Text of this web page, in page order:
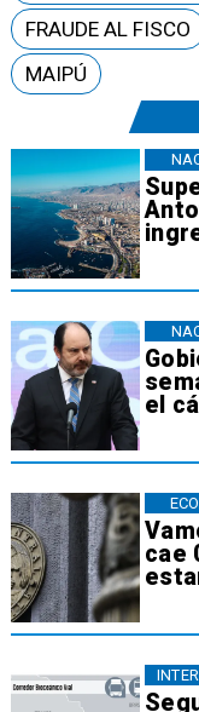
el
cae
FRAUDE AL FISCO
MAIPÚ